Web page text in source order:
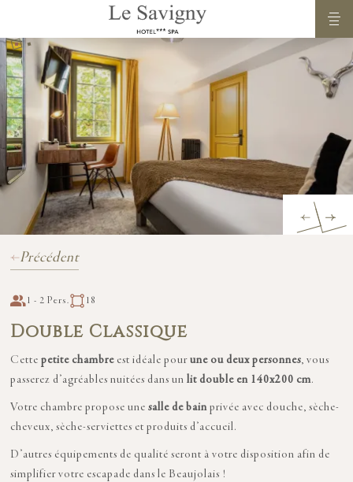
Précédent
1 - 2 Pers. 18
Double Classique
Cette petite chambreest idéale pourune ou deux personnes, vous
passerez d’agréables nuitées dans un lit double en 140x200 cm.
Votre chambre propose une salle de bainprivée avec douche, sèche-
cheveux, sèche-serviettes et produits d’accueil.
D’autres équipements de qualité seront à votre disposition afin de
simplifier votre escapade dans le Beaujolais !